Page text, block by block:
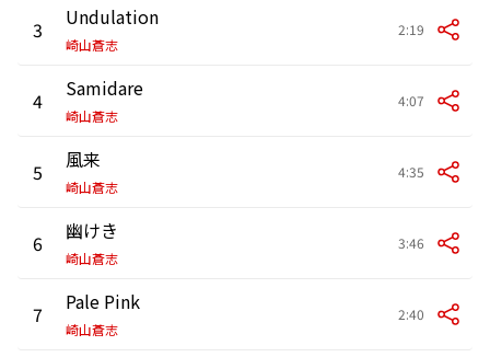
3 Undulation
崎山蒼志
2:19
4 Samidare
崎山蒼志
4:07
5 風来
崎山蒼志
4:35
6 幽けき
崎山蒼志
3:46
7 Pale Pink
崎山蒼志
2:40